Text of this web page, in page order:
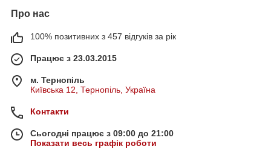
Про нас
100% позитивних з 457 відгуків за рік
Працює з 23.03.2015
м. Тернопіль
Київська 12, Тернопіль, Україна
Контакти
Сьогодні працює з 09:00 до 21:00
Показати весь графік роботи